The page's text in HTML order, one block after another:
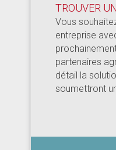
TROUVER
Vous
entreprise
partenaires
détail la
soumettront